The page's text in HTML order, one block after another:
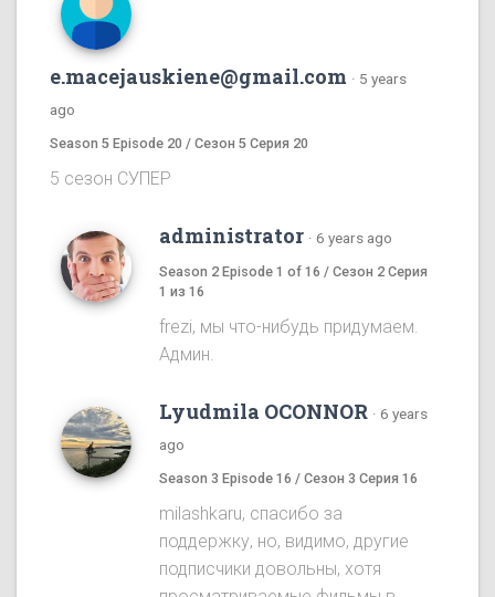
e.macejauskiene@gmail.com · 5 years
ago
Season 5 Episode 20 / Сезон 5 Серия 20
5 сезон СУПЕР
administrator · 6 years ago
Season 2 Episode 1 of 16 / Сезон 2 Серия
1 из 16
frezi, мы что-нибудь придумаем.
Админ.
Lyudmila OCONNOR · 6 years
ago
Season 3 Episode 16 / Сезон 3 Серия 16
milashkaru, спасибо за
поддержку, но, видимо, другие
подписчики довольны, хотя